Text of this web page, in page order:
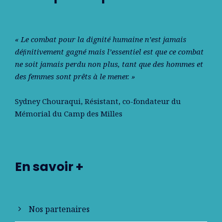
« Le combat pour la dignité humaine n’est jamais
déﬁnitivement gagné mais l’essentiel est que ce combat
ne soit jamais perdu non plus, tant que des hommes et
des femmes sont prêts à le mener. »
Sydney Chouraqui, Résistant, co-fondateur du
Mémorial du Camp des Milles
En savoir +
Nos partenaires